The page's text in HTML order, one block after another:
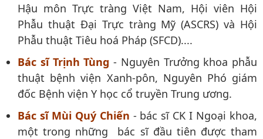
Hậu môn Trực tràng Việt Nam, Hội viên Hội
Phẫu thuật Đại Trực tràng Mỹ (ASCRS) và Hội
Phẫu thuật Tiêu hoá Pháp (SFCD)....
Bác sĩ Trịnh Tùng - Nguyên Trưởng khoa phẫu
thuật bệnh viện Xanh-pôn, Nguyên Phó giám
đốc Bệnh viện Y học cổ truyền Trung ương.
Bác sĩ Mùi Quý Chiến - bác sĩ CK I Ngoại khoa,
một trong những bác sĩ đầu tiên được tham